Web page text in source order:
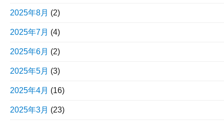
2025年8月 (2)
2025年7月 (4)
2025年6月 (2)
2025年5月 (3)
2025年4月 (16)
2025年3月 (23)